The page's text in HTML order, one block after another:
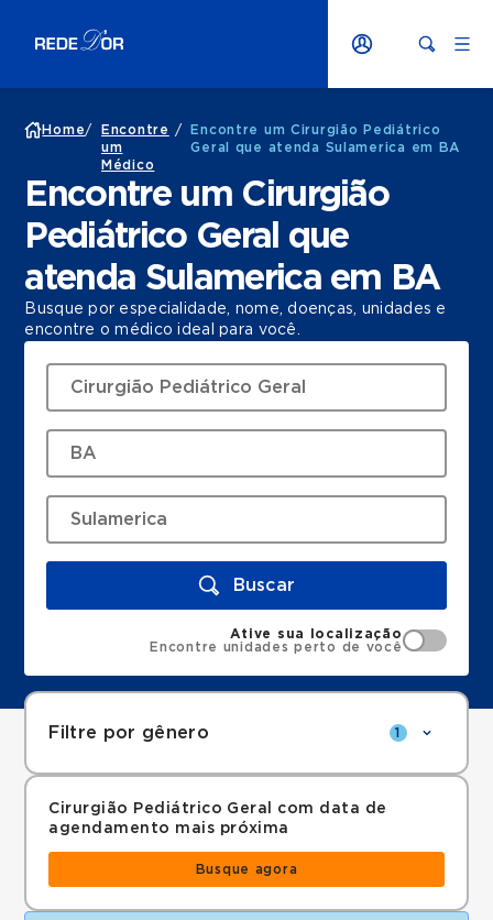
Home/
Encontre
um
Médico
/
Encontre um Cirurgião Pediátrico
Geral que atenda Sulamerica em BA
Encontre um Cirurgião
Pediátrico Geral que
atenda Sulamerica em BA
Busque por especialidade, nome, doenças, unidades e
encontre o médico ideal para você.
Buscar
Ative sua localização
Encontre unidades perto de você
Filtre por gênero 1
Cirurgião Pediátrico Geral com data de
agendamento mais próxima
Busque agora